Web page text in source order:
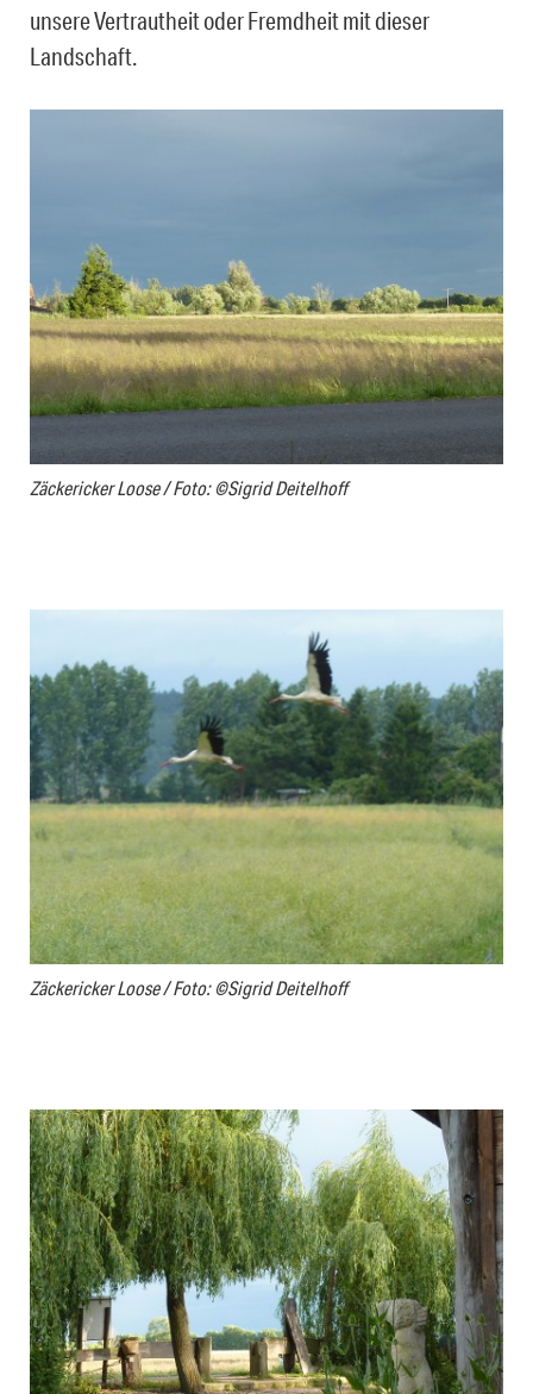
unsere Vertrautheit oder Fremdheit mit dieser
Landschaft.
Zäckericker Loose / Foto: ©Sigrid Deitelhoff
Zäckericker Loose / Foto: ©Sigrid Deitelhoff